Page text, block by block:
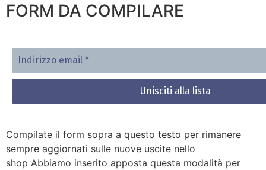
FORM DA COMPILARE
Indirizzo
email
*
Compilate il form sopra a questo testo per rimanere
sempre aggiornati sulle nuove uscite nello
shop Abbiamo inserito apposta questa modalità per